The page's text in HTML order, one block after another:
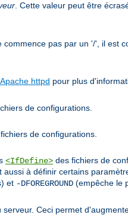
. Cette valeur peut être
commence pas par un '/', il est
httpd pour plus
de configurations.
de configurations.
<IfDefine> des fichiers de
à définir certains
et -DFOREGROUND (empêche le
Ceci permet